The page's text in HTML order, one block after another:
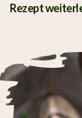
Rezept